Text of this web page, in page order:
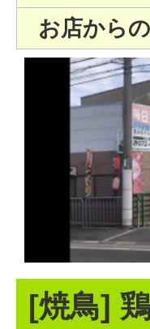
お店から
[焼鳥]